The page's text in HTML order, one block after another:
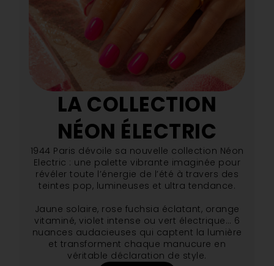
LA COLLECTION
NÉON ÉLECTRIC
1944 Paris dévoile sa nouvelle collection Néon
Electric : une palette vibrante imaginée pour
révéler toute l’énergie de l’été à travers des
teintes pop, lumineuses et ultra tendance.
Jaune solaire, rose fuchsia éclatant, orange
vitaminé, violet intense ou vert électrique… 6
nuances audacieuses qui captent la lumière
et transforment chaque manucure en
véritable déclaration de style.